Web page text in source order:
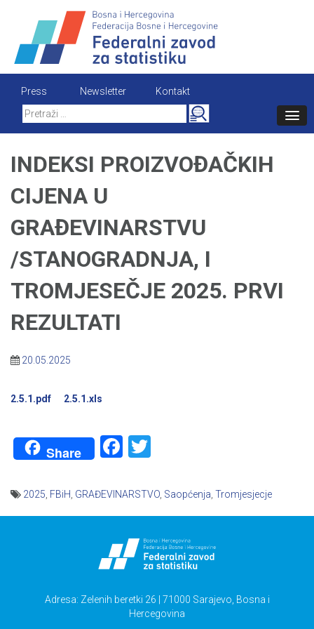
content
Press Newsletter
Kontakt
Search
for:
INDEKSI PROIZVOĐAČKIH
CIJENA U
GRAĐEVINARSTVU
/STANOGRADNJA, I
TROMJESEČJE 2025. PRVI
REZULTATI
20.05.2025
2.5.1.pdf 2.5.1.xls
Share Facebook
2025 FBiH GRAĐEVINARSTVO Saopćenja Tromjesjecje
Adresa: Zelenih beretki 26 | 71000 Sarajevo, Bosna i
Hercegovina